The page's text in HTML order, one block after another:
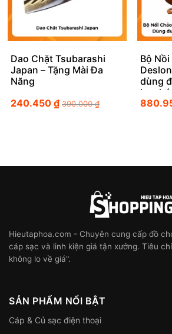
Dao Chặt Tsubarashi
Japan – Tặng Mài Đa
Năng
240.450 ₫ 390.000₫
Bộ
dùng
ko
Hieutaphoa.com - Chuyên cung cấp đồ
cáp sạc và linh kiện giá tận xưởng. Tiêu
không lo về giá".
SẢN PHẨM NỔI BẬT
Cáp & Củ sạc điện thoại